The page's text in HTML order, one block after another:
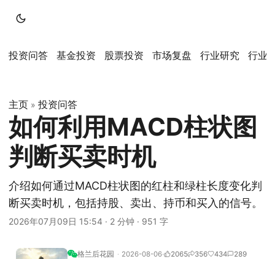
投资问答 基金投资 股票投资 市场复盘 行业研究 行业
主页 » 投资问答
如何利用MACD柱状图
判断买卖时机
介绍如何通过MACD柱状图的红柱和绿柱长度变化判
断买卖时机，包括持股、卖出、持币和买入的信号。
2026年07月09日 15:54 · 2 分钟 · 951 字
格兰后花园 2026-08-06 2065 356 434 289